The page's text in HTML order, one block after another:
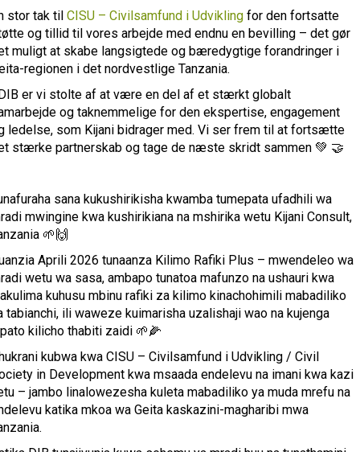
stor tak til CISU – Civilsamfund i Udvikling for den fortsatte
og tillid til vores arbejde med endnu en bevilling – det gør
muligt at skabe langsigtede og bæredygtige forandringer i
regionen i det nordvestlige Tanzania.
er vi stolte af at være en del af et stærkt globalt
og taknemmelige for den ekspertise, engagement
ledelse, som Kijani bidrager med. Vi ser frem til at fortsætte
stærke partnerskab og tage de næste skridt sammen 💚 🤝
sana kukushirikisha kwamba tumepata ufadhili wa
mwingine kwa kushirikiana na mshirika wetu Kijani Consult,
🌱🙌
Aprili 2026 tunaanza Kilimo Rafiki Plus – mwendeleo wa
wetu wa sasa, ambapo tunatoa mafunzo na ushauri kwa
kuhusu mbinu rafiki za kilimo kinachohimili mabadiliko
tabianchi, ili waweze kuimarisha uzalishaji wao na kujenga
kilicho thabiti zaidi 🌱🌽
kubwa kwa CISU – Civilsamfund i Udvikling / Civil
in Development kwa msaada endelevu na imani kwa kazi
– jambo linalowezesha kuleta mabadiliko ya muda mrefu na
katika mkoa wa Geita kaskazini-magharibi mwa